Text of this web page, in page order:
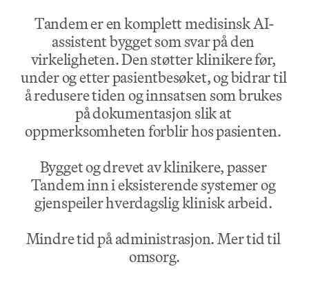
Tandem er en komplett medisinsk AI-
assistent bygget som svar på den
virkeligheten. Den støtter klinikere før,
under og etter pasientbesøket, og bidrar til
å redusere tiden og innsatsen som brukes
på dokumentasjon slik at
oppmerksomheten forblir hos pasienten.
Bygget og drevet av klinikere, passer
Tandem inn i eksisterende systemer og
gjenspeiler hverdagslig klinisk arbeid.
Mindre tid på administrasjon. Mer tid til
omsorg.